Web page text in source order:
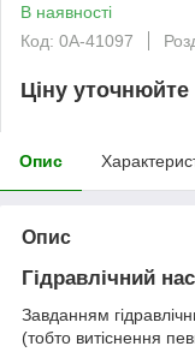
В наявності
Код: 0А-41097
Ціну уточнюйте
Опис
Опис
Гідравлічний
Завданням
(тобто витіснення